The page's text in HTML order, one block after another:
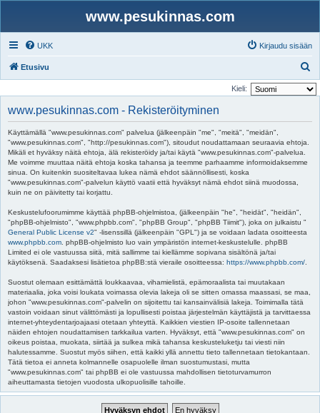
www.pesukinnas.com
UKK Kirjaudu sisään
Etusivu
t
Kieli:
www.pesukinnas.com - Rekisteröityminen
Käyttämällä "www.pesukinnas.com" palvelua (jälkeenpäin "me", "meitä", "meidän",
"www.pesukinnas.com", "http://pesukinnas.com"), sitoudut noudattamaan seuraavia ehtoja.
Mikäli et hyväksy näitä ehtoja, älä rekisteröidy ja/tai käytä "www.pesukinnas.com"-palvelua.
Me voimme muuttaa näitä ehtoja koska tahansa ja teemme parhaamme informoidaksemme
sinua. On kuitenkin suositeltavaa lukea nämä ehdot säännöllisesti, koska
"www.pesukinnas.com"-palvelun käyttö vaatii että hyväksyt nämä ehdot siinä muodossa,
kuin ne on päivitetty tai korjattu.
Keskustelufoorumimme käyttää phpBB-ohjelmistoa, (jälkeenpäin "he", "heidät", "heidän",
"phpBB-ohjelmisto", "www.phpbb.com", "phpBB Group", "phpBB Tiimit"), joka on julkaistu "
General Public License v2" -lisenssillä (jälkeenpäin "GPL") ja se voidaan ladata osoitteesta
www.phpbb.com . phpBB-ohjelmisto luo vain ympäristön internet-keskustelulle. phpBB
Limited ei ole vastuussa siitä, mitä sallimme tai kiellämme sopivana sisältönä ja/tai
käytöksenä. Saadaksesi lisätietoa phpBB:stä vieraile osoitteessa: https://www.phpbb.com/
Suostut olemaan esittämättä loukkaavaa, vihamielistä, epämoraalista tai muutakaan
materiaalia, joka voisi loukata voimassa olevia lakeja oli se sitten omassa maassasi, se maa,
johon "www.pesukinnas.com"-palvelin on sijoitettu tai kansainvälisiä lakeja. Toimimalla tätä
vastoin voidaan sinut välittömästi ja lopullisesti poistaa järjestelmän käyttäjistä ja tarvittaessa
internet-yhteydentarjoajaasi otetaan yhteyttä. Kaikkien viestien IP-osoite tallennetaan
näiden ehtojen noudattamisen tarkkailua varten. Hyväksyt, että "www.pesukinnas.com" on
oikeus poistaa, muokata, siirtää ja sulkea mikä tahansa keskusteluketju tai viesti niin
halutessamme. Suostut myös siihen, että kaikki yllä annettu tieto tallennetaan tietokantaan.
Tätä tietoa ei anneta kolmannelle osapuolelle ilman suostumustasi, mutta
"www.pesukinnas.com" tai phpBB ei ole vastuussa mahdollisen tietoturvamurron
aiheuttamasta tietojen vuodosta ulkopuolisille tahoille.